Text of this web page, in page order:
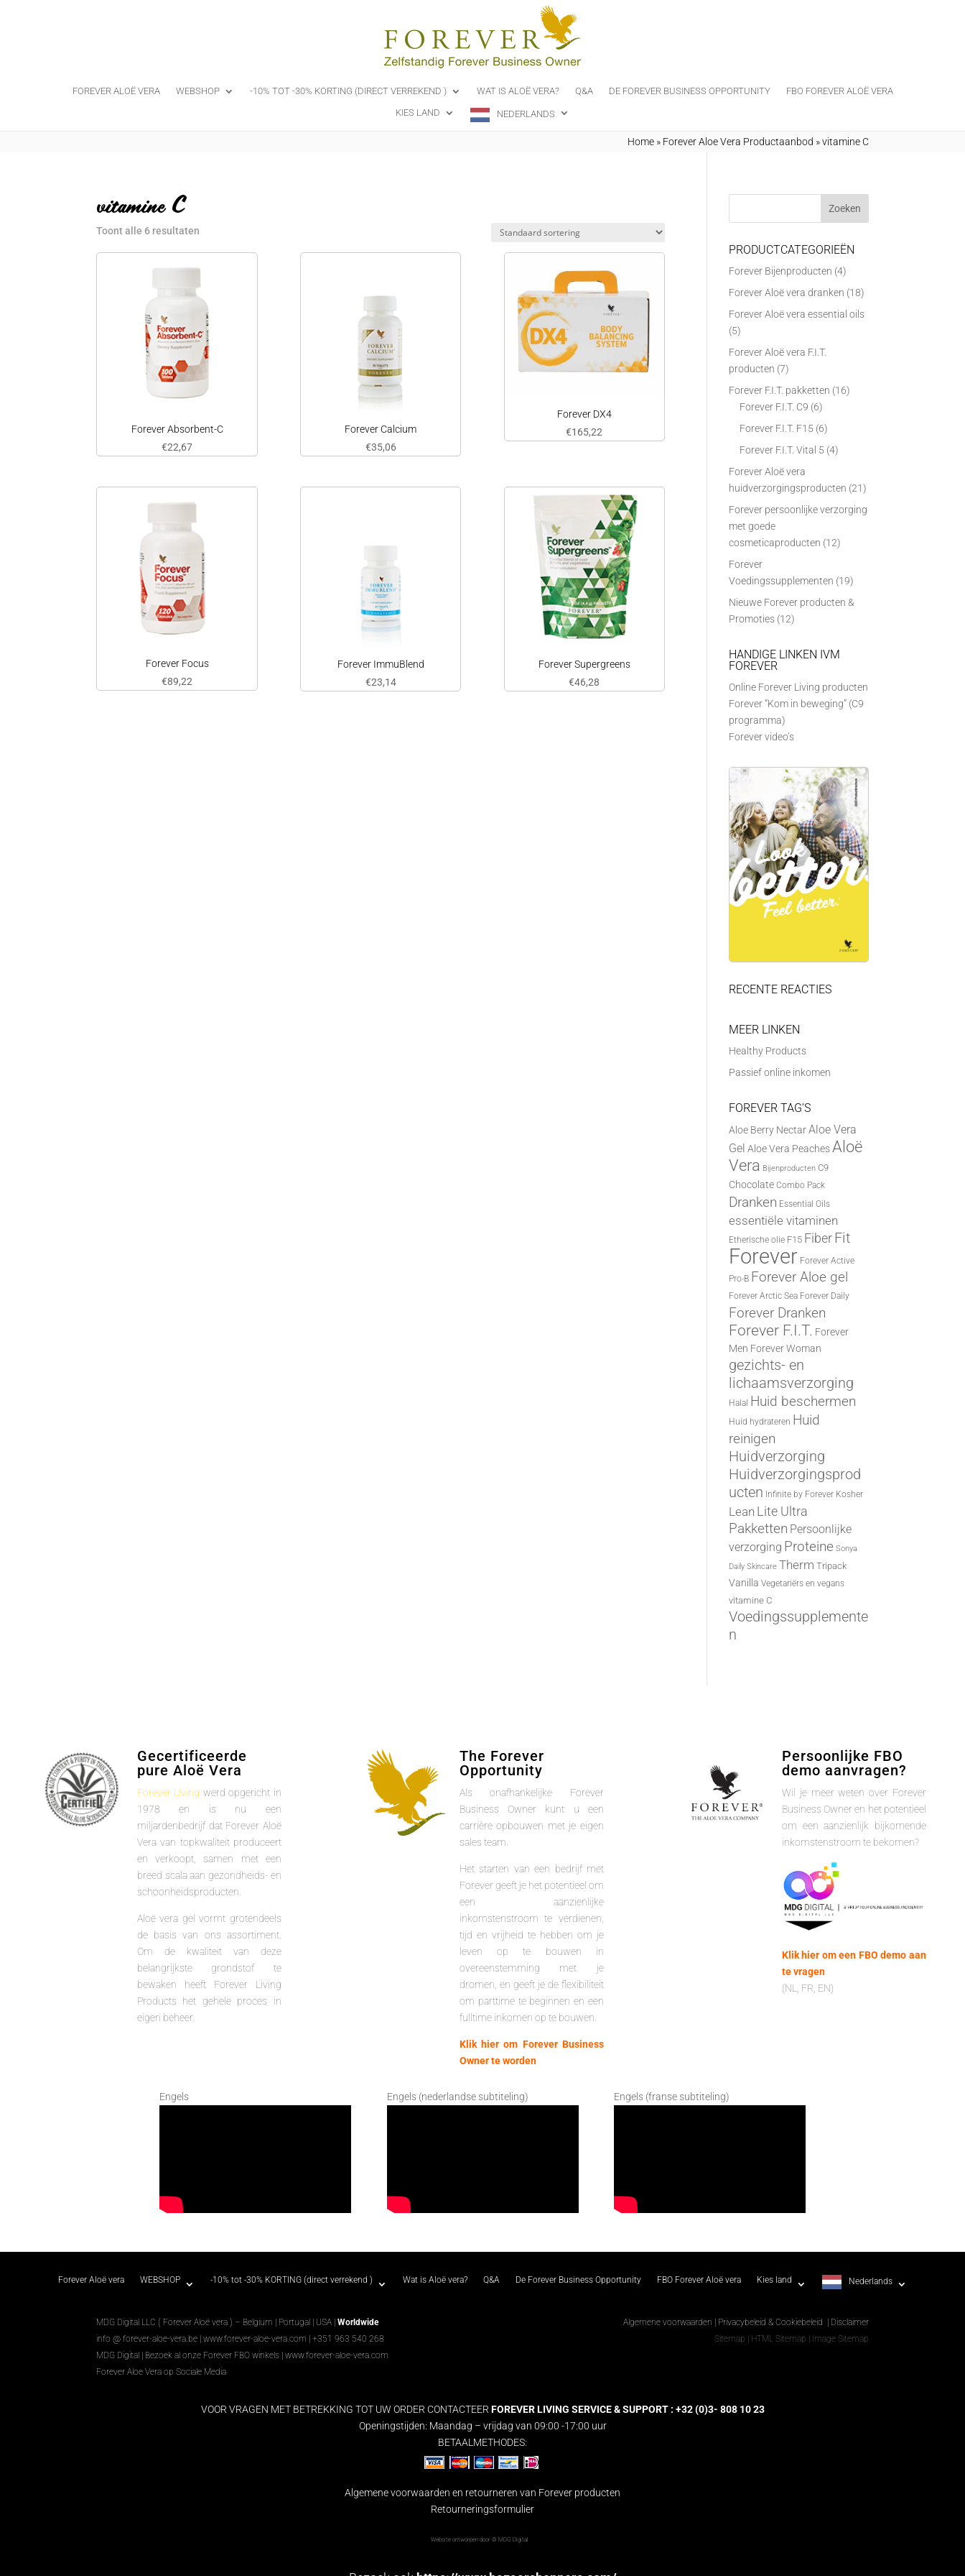
FOREVER ALOË VERA WEBSHOP -10% TOT -30% KORTING (DIRECT VERREKEND ) WAT IS ALOË VERA? Q&A DE FOREVER BUSINESS OPPORTUNITY
FBO FOREVER ALOË VERA
KIES LAND
NEDERLANDS
Home» Forever Aloe Vera Productaanbod »vitamine C
vitamine C
Toont alle 6 resultaten
Forever Absorbent-C
€22,67
Forever Calcium
€35,06
Forever DX4
€165,22
Forever Focus
€89,22
Forever ImmuBlend
€23,14
Forever Supergreens
€46,28
PRODUCTCATEGORIEËN
Forever Bijenproducten (4)
Forever Aloë vera dranken (18)
Forever Aloë vera essential oils
(5)
Forever Aloë vera F.I.T.
producten (7)
Forever F.I.T. pakketten (16)
Forever F.I.T. C9 (6)
Forever F.I.T. F15 (6)
Forever F.I.T. Vital 5 (4)
Forever Aloë vera
huidverzorgingsproducten (21)
Forever persoonlijke verzorging
met goede
cosmeticaproducten (12)
Forever
Voedingssupplementen (19)
Nieuwe Forever producten &
Promoties (12)
HANDIGE LINKEN IVM
FOREVER
Online Forever Living producten
Forever “Kom in beweging” (C9
programma)
Forever video’s
RECENTE REACTIES
MEER LINKEN
Healthy Products
Passief online inkomen
FOREVER TAG’S
Aloe Berry NectarAloe Vera
Gel Aloe Vera Peaches Aloë
Vera Bijenproducten C9
Chocolate Combo Pack
Dranken Essential Oils
essentiële vitaminen
Etherische olie F15 FiberFit
Forever Forever Active
Pro-B Forever Aloe gel
Forever Arctic Sea Forever Daily
Forever Dranken
Forever F.I.T. Forever
Men Forever Woman
gezichts- en
lichaamsverzorging
Halal Huid beschermen
Huid hydrateren Huid
reinigen
Huidverzorging
Huidverzorgingsprod
ucten Infinite by Forever Kosher
Lean Lite Ultra
Pakketten Persoonlijke
verzorging Proteine Sonya
Daily Skincare Therm Tripack
Vanilla Vegetariërs en vegans
vitamine C
Voedingssupplemente
n
Gecertificeerde
pure Aloë Vera
Forever Living werd opgericht in
1978 en is nu een
miljardenbedrijf dat Forever Aloë
Vera van topkwaliteit produceert
en verkoopt, samen met een
breed scala aan gezondheids- en
schoonheidsproducten.
Aloë vera gel vormt grotendeels
de basis van ons assortiment.
Om de kwaliteit van deze
belangrijkste grondstof te
bewaken heeft Forever Living
Products het gehele proces in
eigen beheer.
The Forever
Opportunity
Als onafhankelijke Forever
Business Owner kunt u een
carrière opbouwen met je eigen
sales team.
Het starten van een bedrijf met
Forever geeft je het potentieel om
een aanzienlijke
inkomstenstroom te verdienen,
tijd en vrijheid te hebben om je
leven op te bouwen in
overeenstemming met je
dromen, en geeft je de flexibiliteit
om parttime te beginnen en een
fulltime inkomen op te bouwen.
Klik hier om Forever Business
Owner te worden
Persoonlijke FBO
demo aanvragen?
Wil je meer weten over Forever
Business Owner en het potentieel
om een aanzienlijk bijkomende
inkomstenstroom te bekomen?
Klik hier om een FBO demo aan
te vragen
(NL, FR, EN)
Engels Engels (nederlandse subtiteling) Engels (franse subtiteling)
Forever Aloë vera WEBSHOP -10% tot -30% KORTING (direct verrekend ) Wat is Aloë vera? Q&A De Forever Business Opportunity FBO Forever Aloë vera Kies land Nederlands
MDG Digital LLC ( Forever Aloë vera ) – Belgium | Portugal | USA |Worldwide
info @ forever-aloe-vera.be |www.forever-aloe-vera.com
| +351 963 540 268
MDG Digital
Bezoek al onze Forever FBO winkels |www.forever-aloe-vera.com
Forever Aloe Vera op Sociale Media
Algemene voorwaarden Privacybeleid & Cookiebeleid
Disclaimer
Sitemap
HTML Sitemap Image Sitemap
VOOR VRAGEN MET BETREKKING TOT UW ORDER CONTACTEER FOREVER LIVING SERVICE & SUPPORT : +32 (0)3- 808 10 23
Openingstijden: Maandag – vrijdag van 09:00 -17:00 uur
BETAALMETHODES:
Algemene voorwaarden en retourneren van Forever producten
Retourneringsformulier
Website ontworpen door © MDG Digital